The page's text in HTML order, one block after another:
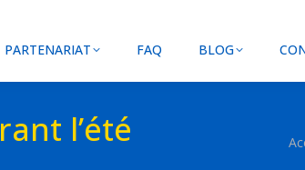
PARTENARIAT FAQ BLOG
l’été